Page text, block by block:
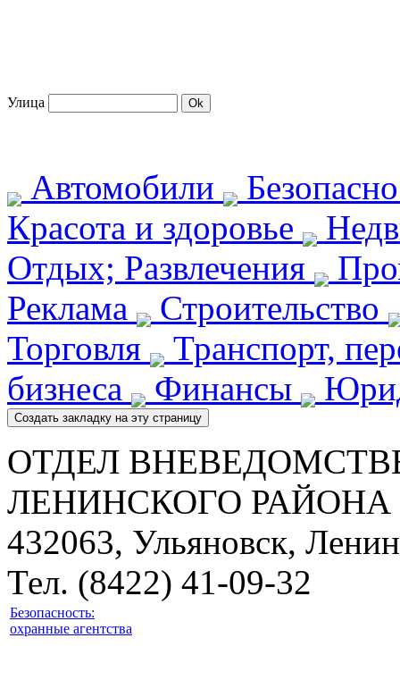
Улица
Автомобили
Красота и здоровье
Отдых; Развлечения
Реклама
Строительство
Торговля
Транспорт,
бизнеса
Финансы
ОТДЕЛ
ЛЕНИНСКОГО РАЙОНА
432063, Ульяновск,
Тел. (8422) 41-09-32
Безопасность:
охранные агентства